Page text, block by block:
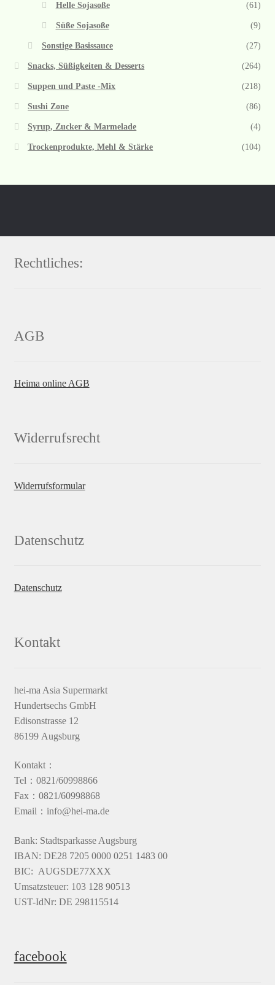
Helle Sojasoße (61)
Süße Sojasoße (9)
Sonstige Basissauce (27)
Snacks, Süßigkeiten & Desserts (264)
Suppen und Paste -Mix (218)
Sushi Zone (86)
Syrup, Zucker & Marmelade (4)
Trockenprodukte, Mehl & Stärke (104)
Rechtliches:
AGB
Heima online AGB
Widerrufsrecht
Widerrufsformular
Datenschutz
Datenschutz
Kontakt
hei-ma Asia Supermarkt
Hundertsechs GmbH
Edisonstrasse 12
86199 Augsburg
Kontakt：
Tel：0821/60998866
Fax：0821/60998868
Email：info@hei-ma.de
Bank: Stadtsparkasse Augsburg
IBAN: DE28 7205 0000 0251 1483 00
BIC: AUGSDE77XXX
Umsatzsteuer: 103 128 90513
UST-IdNr: DE 298115514
facebook